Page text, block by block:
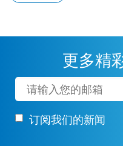
更多精
Email
订阅我们的新闻